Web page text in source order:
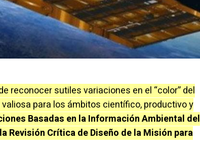
reconocer sutiles variaciones en el “color” del
para los ámbitos científico, productivo y
Basadas en la Información Ambiental del
Revisión Crítica de Diseño de la Misión para